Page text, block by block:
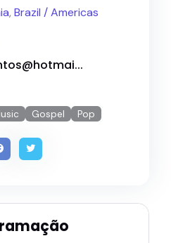
, Brazil /Americas
Gospel Pop